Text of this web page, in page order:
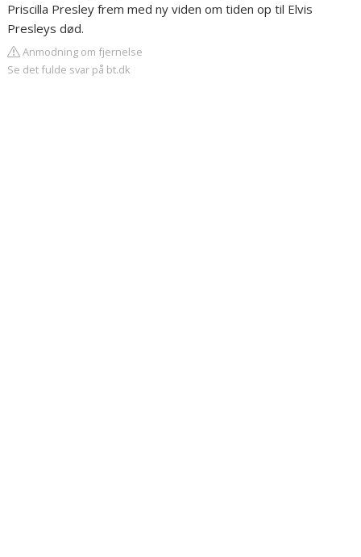
Priscilla Presley frem med ny viden om tiden op til Elvis
Presleys død.
Anmodning om fjernelse
Se det fulde svar på bt.dk